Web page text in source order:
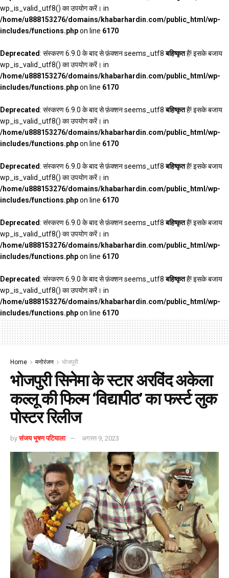
wp_is_valid_utf8() का उपयोग करें। in
/home/u888153276/domains/khabarhardin.com/public_html/wp-
includes/functions.phpon line 6170
Deprecated: संस्करण 6.9.0 के बाद से फ़ंक्शन seems_utf8बहिष्कृतहै! इसके बजाय
wp_is_valid_utf8() का उपयोग करें। in
/home/u888153276/domains/khabarhardin.com/public_html/wp-
includes/functions.phpon line 6170
Deprecated: संस्करण 6.9.0 के बाद से फ़ंक्शन seems_utf8बहिष्कृतहै! इसके बजाय
wp_is_valid_utf8() का उपयोग करें। in
/home/u888153276/domains/khabarhardin.com/public_html/wp-
includes/functions.phpon line 6170
Deprecated: संस्करण 6.9.0 के बाद से फ़ंक्शन seems_utf8बहिष्कृतहै! इसके बजाय
wp_is_valid_utf8() का उपयोग करें। in
/home/u888153276/domains/khabarhardin.com/public_html/wp-
includes/functions.phpon line 6170
Deprecated: संस्करण 6.9.0 के बाद से फ़ंक्शन seems_utf8बहिष्कृतहै! इसके बजाय
wp_is_valid_utf8() का उपयोग करें। in
/home/u888153276/domains/khabarhardin.com/public_html/wp-
includes/functions.phpon line 6170
Deprecated: संस्करण 6.9.0 के बाद से फ़ंक्शन seems_utf8बहिष्कृतहै! इसके बजाय
wp_is_valid_utf8() का उपयोग करें। in
/home/u888153276/domains/khabarhardin.com/public_html/wp-
includes/functions.phpon line 6170
Home मनोरंजन भोजपुरी
भोजपुरी सिनेमा के स्टार अरविंद अकेला
कल्लू की फिल्म ‘विद्यापीठ’ का फर्स्ट लुक
पोस्टर रिलीज
by संजय भूषण पटियाला अगस्त 9, 2023